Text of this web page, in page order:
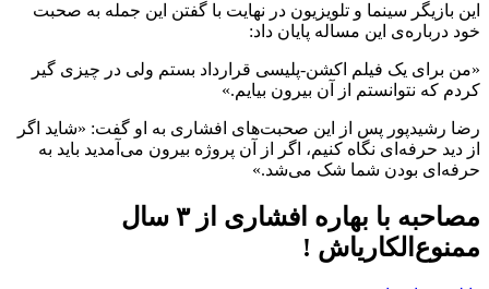
این بازیگر سینما و تلویزیون در نهایت با گفتن این جمله به صحبت
خود درباره‌ی این مساله پایان داد:
«من برای یک فیلم اکشن-پلیسی قرارداد بستم ولی در چیزی گیر
کردم که نتوانستم از آن بیرون بیایم.»
رضا رشیدپور پس از این صحبت‌های افشاری به او گفت: «شاید اگر
از دید حرفه‌ای نگاه کنیم، اگر از آن پروژه بیرون می‌آمدید باید به
حرفه‌ای بودن شما شک می‌شد.»
مصاحبه با بهاره افشاری از ۳ سال
ممنوع‌الکاری‎اش !